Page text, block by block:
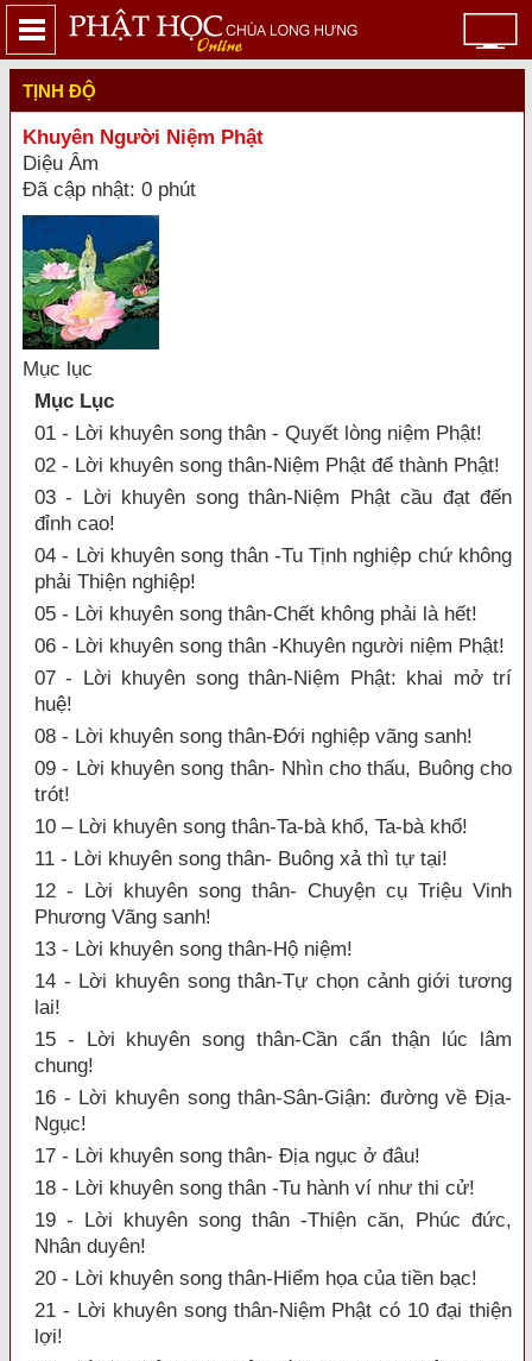
TỊNH ĐỘ
Khuyên Người Niệm Phật
Diệu Âm
Đã cập nhật: 0 phút
Mục lục
Mục Lục
01 - Lời khuyên song thân - Quyết lòng niệm Phật!
02 - Lời khuyên song thân-Niệm Phật để thành Phật!
03 - Lời khuyên song thân-Niệm Phật cầu đạt đến
đỉnh cao!
04 - Lời khuyên song thân -Tu Tịnh nghiệp chứ không
phải Thiện nghiệp!
05 - Lời khuyên song thân-Chết không phải là hết!
06 - Lời khuyên song thân -Khuyên người niệm Phật!
07 - Lời khuyên song thân-Niệm Phật: khai mở trí
huệ!
08 - Lời khuyên song thân-Đới nghiệp vãng sanh!
09 - Lời khuyên song thân- Nhìn cho thấu, Buông cho
trót!
10 – Lời khuyên song thân-Ta-bà khổ, Ta-bà khổ!
11 - Lời khuyên song thân- Buông xả thì tự tại!
12 - Lời khuyên song thân- Chuyện cụ Triệu Vinh
Phương Vãng sanh!
13 - Lời khuyên song thân-Hộ niệm!
14 - Lời khuyên song thân-Tự chọn cảnh giới tương
lai!
15 - Lời khuyên song thân-Cần cẩn thận lúc lâm
chung!
16 - Lời khuyên song thân-Sân-Giận: đường về Địa-
Ngục!
17 - Lời khuyên song thân- Địa ngục ở đâu!
18 - Lời khuyên song thân -Tu hành ví như thi cử!
19 - Lời khuyên song thân -Thiện căn, Phúc đức,
Nhân duyên!
20 - Lời khuyên song thân-Hiểm họa của tiền bạc!
21 - Lời khuyên song thân-Niệm Phật có 10 đại thiện
lợi!